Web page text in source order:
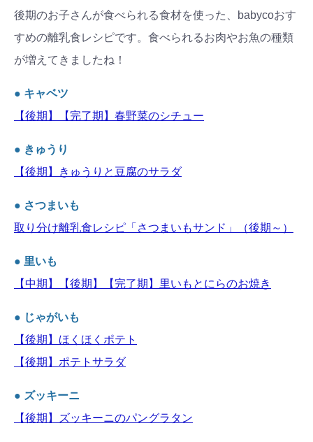
後期のお子さんが食べられる食材を使った、babycoおす
すめの離乳食レシピです。食べられるお肉やお魚の種類
が増えてきましたね！
● キャベツ
【後期】【完了期】春野菜のシチュー
● きゅうり
【後期】きゅうりと豆腐のサラダ
● さつまいも
取り分け離乳食レシピ「さつまいもサンド」（後期～）
● 里いも
【中期】【後期】【完了期】里いもとにらのお焼き
● じゃがいも
【後期】ほくほくポテト
【後期】ポテトサラダ
● ズッキーニ
【後期】ズッキーニのパングラタン